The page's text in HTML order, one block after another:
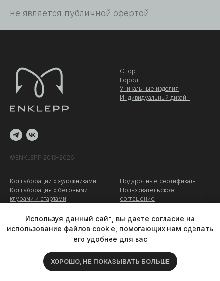
Используя данный сайт, вы даете согласие на
использование файлов cookie, помогающих нам сделать
его удобнее для вас
ХОРОШО, НЕ ПОКАЗЫВАТЬ БОЛЬШЕ
не является публичной офертой
©ENKLEPP 2013–2026
Спорт
Город
Уникальные изделия
Индивидуальный дизайн
Коллаборации с художниками
Коллаборация c беговыми
клубами и стартами
Подарочные сертификаты
Пользовательское
соглашение
О компании